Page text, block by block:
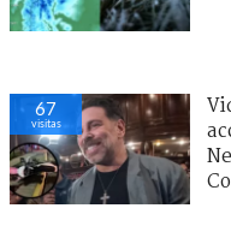
67
visitas